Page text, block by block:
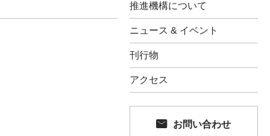
推進機構について
ニュース & イベント
刊行物
アクセス
お問い合わせ